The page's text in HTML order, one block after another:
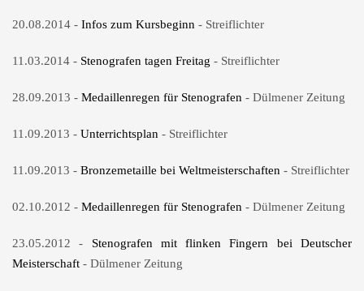
20.08.2014 - Infos zum Kursbeginn - Streiflichter
11.03.2014 - Stenografen tagen Freitag - Streiflichter
28.09.2013 - Medaillenregen für Stenografen - Dülmener Zeitung
11.09.2013 - Unterrichtsplan - Streiflichter
11.09.2013 - Bronzemetaille bei Weltmeisterschaften - Streiflichter
02.10.2012 - Medaillenregen für Stenografen - Dülmener Zeitung
23.05.2012 - Stenografen mit flinken Fingern bei Deutscher
Meisterschaft - Dülmener Zeitung